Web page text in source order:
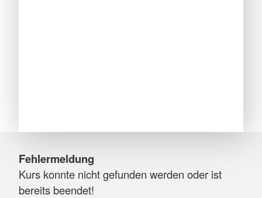
Fehlermeldung
Kurs konnte nicht gefunden werden oder ist
bereits beendet!